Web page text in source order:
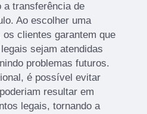
a transferência de
Ao escolher uma
clientes garantem que
sejam atendidas
problemas futuros.
é possível evitar
resultar em
legais, tornando a